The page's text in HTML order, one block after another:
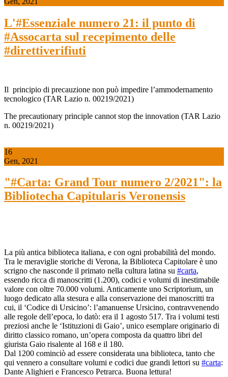
L'#Essenziale numero 21: il punto di
#Assocarta sul recepimento delle
#direttiverifiuti
Il principio di precauzione non può impedire l’ammodernamento
tecnologico (TAR Lazio n. 00219/2021)
The precautionary principle cannot stop the innovation (TAR Lazio
n. 00219/2021)
16
Gen, 2021
"#Carta: Grand Tour numero 2/2021": la
Bibliotecha Capitularis Veronensis
La più antica biblioteca italiana, e con ogni probabilità del mondo.
Tra le meraviglie storiche di Verona, la Biblioteca Capitolare è uno
scrigno che nasconde il primato nella cultura latina su #carta,
essendo ricca di manoscritti (1.200), codici e volumi di inestimabile
valore con oltre 70.000 volumi. Anticamente uno Scriptorium, un
luogo dedicato alla stesura e alla conservazione dei manoscritti tra
cui, il ‘Codice di Ursicino’: l’amanuense Ursicino, contravvenendo
alle regole dell’epoca, lo datò: era il 1 agosto 517. Tra i volumi testi
preziosi anche le ‘Istituzioni di Gaio’, unico esemplare originario di
diritto classico romano, un’opera composta da quattro libri del
giurista Gaio risalente al 168 e il 180.
Dal 1200 cominciò ad essere considerata una biblioteca, tanto che
qui vennero a consultare volumi e codici due grandi lettori su #carta:
Dante Alighieri e Francesco Petrarca. Buona lettura!